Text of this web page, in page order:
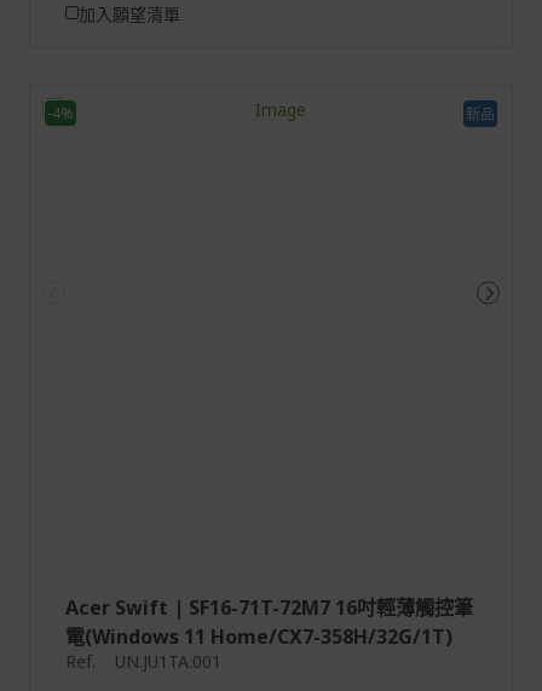
加入願望清單
新品
-4%
Acer Swift | SF16-71T-72M7 16吋輕薄觸控筆
電(Windows 11 Home/CX7-358H/32G/1T)
Ref. UN.JU1TA.001